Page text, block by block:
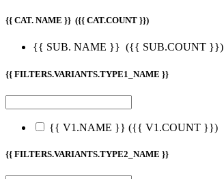
{{ CAT. NAME }} ({{ CAT.COUNT }})
{{ SUB. NAME }} ({{ SUB.COUNT }})
{{ FILTERS.VARIANTS.TYPE1_NAME }}
{{ V1.NAME }} ({{ V1.COUNT }})
{{ FILTERS.VARIANTS.TYPE2_NAME }}